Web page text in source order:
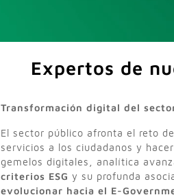
Expertos de
Transformación digital del
El sector público afronta el reto de
servicios a los ciudadanos y
gemelos digitales, analítica
criterios ESG y su profunda
evolucionar hacia el E-